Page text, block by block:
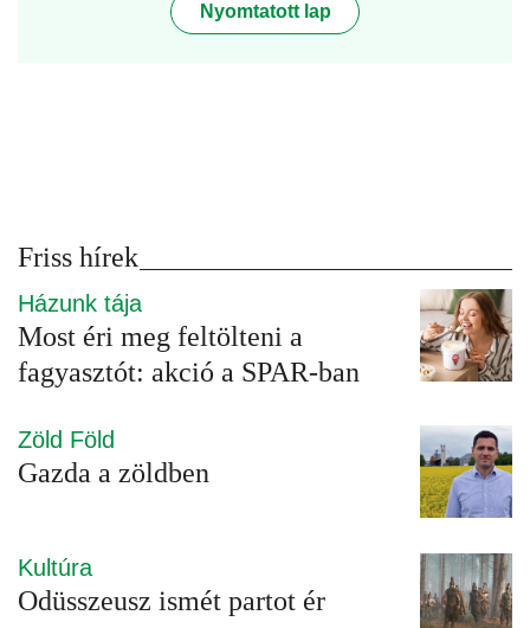
Nyomtatott lap
Friss hírek
Házunk tája
Most éri meg feltölteni a
fagyasztót: akció a SPAR-ban
Zöld Föld
Gazda a zöldben
Kultúra
Odüsszeusz ismét partot ér